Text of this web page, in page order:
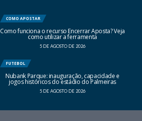
COMO APOSTAR
Como funciona o recurso Encerrar Aposta? Veja
como utilizar a ferramenta
5 DE AGOSTO DE 2026
FUTEBOL
Nubank Parque: inauguração, capacidade e
jogos históricos do estádio do Palmeiras
5 DE AGOSTO DE 2026